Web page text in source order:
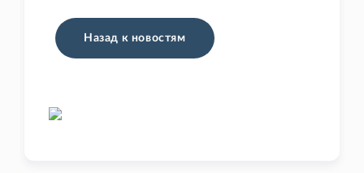
Назад к новостям